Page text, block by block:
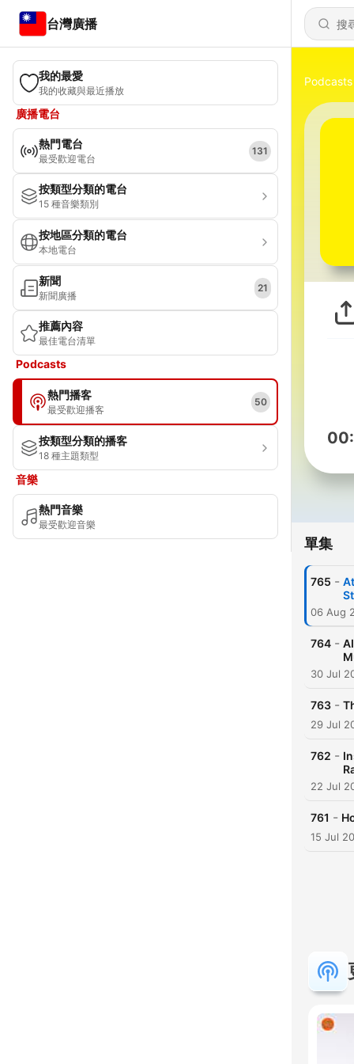
台灣廣播
我的最愛
我的收藏與最近播放
廣播電台
熱門電台
最受歡迎電台
131
按類型分類的電台
15 種音樂類別
按地區分類的電台
本地電台
新聞
新聞廣播
21
推薦內容
最佳電台清單
Podcasts
熱門播客
最受歡迎播客
50
按類型分類的播客
18 種主題類型
音樂
熱門音樂
最受歡迎音樂
Podcasts
單集
765 -
06 Aug
764 -
30 Jul
763 -
29 Jul
762 -
22 Jul
761 -
15 Jul